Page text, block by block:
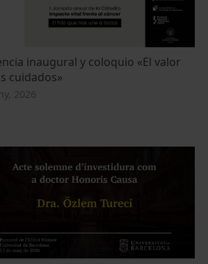
inaugural y coloquio «El valor
cuidados»
2026